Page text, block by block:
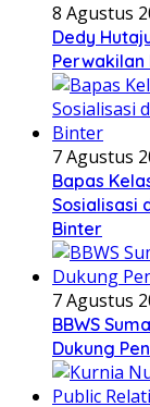
8 Agustus
Dedy
Perwakilan
7 Agustus
Bapas
Sosialisasi
Binter
7 Agustus
BBWS
Dukung